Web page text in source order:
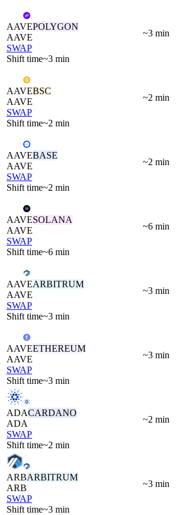
AAVEPOLYGON
AAVE
SWAP
Shift time~3 min
~3 min
AAVEBSC
AAVE
SWAP
Shift time~2 min
~2 min
AAVEBASE
AAVE
SWAP
Shift time~2 min
~2 min
AAVESOLANA
AAVE
SWAP
Shift time~6 min
~6 min
AAVEARBITRUM
AAVE
SWAP
Shift time~3 min
~3 min
AAVEETHEREUM
AAVE
SWAP
Shift time~3 min
~3 min
ADACARDANO
ADA
SWAP
Shift time~2 min
~2 min
ARBARBITRUM
ARB
SWAP
Shift time~3 min
~3 min